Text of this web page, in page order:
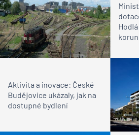
korun
Aktivita a inovace: České
Budějovice ukázaly, jak na
dostupné bydlení